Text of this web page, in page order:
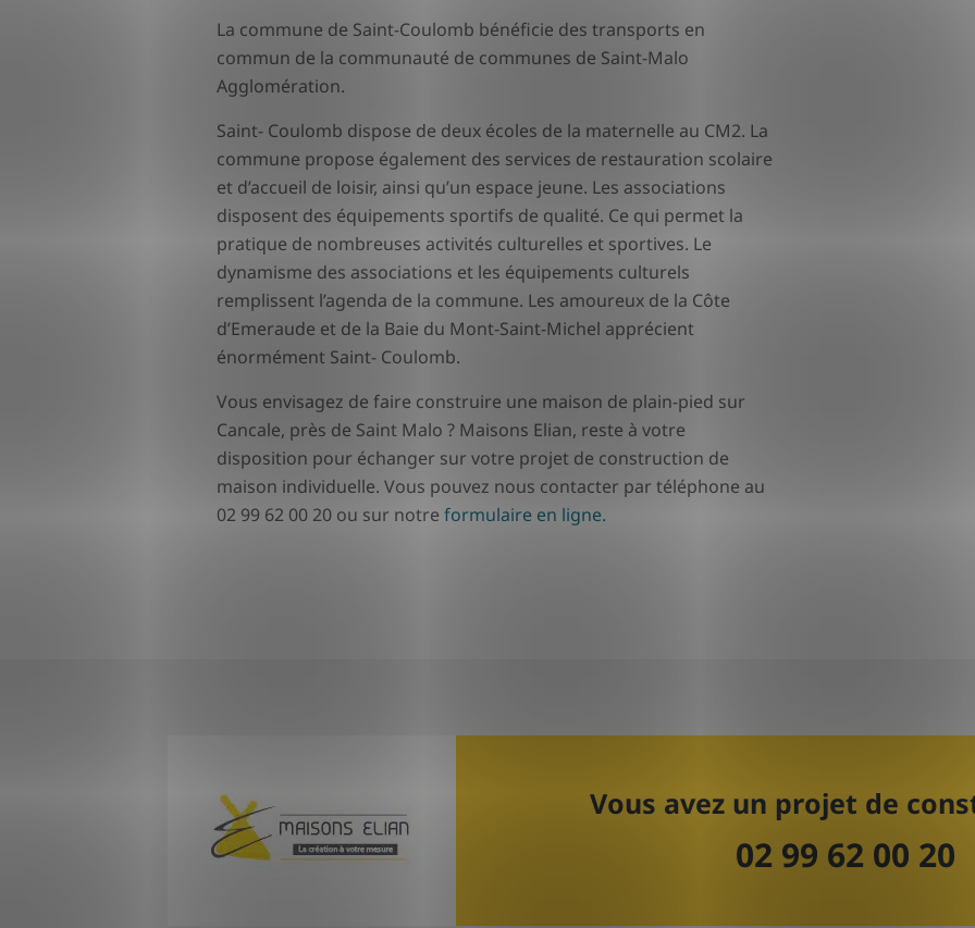
La commune de Saint-Coulomb bénéficie des transports en
commun de la communauté de communes de Saint-Malo
Agglomération.
Saint- Coulomb dispose de deux écoles de la maternelle au CM2. La
commune propose également des services de restauration scolaire
et d’accueil de loisir, ainsi qu’un espace jeune. Les associations
disposent des équipements sportifs de qualité. Ce qui permet la
pratique de nombreuses activités culturelles et sportives. Le
dynamisme des associations et les équipements culturels
remplissent l’agenda de la commune. Les amoureux de la Côte
d’Emeraude et de la Baie du Mont-Saint-Michel apprécient
énormément Saint- Coulomb.
Vous envisagez de faire construire une maison de plain-pied sur
Cancale, près de Saint Malo ? Maisons Elian, reste à votre
disposition pour échanger sur votre projet de construction de
maison individuelle. Vous pouvez nous contacter par téléphone au
02 99 62 00 20 ou sur notreformulaire en ligne.
Vous avez un projet de
02 99 62 00 20